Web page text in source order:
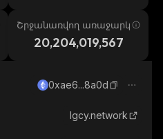
Շրջանառվող առաջարկ
20,204,019,567
0xae6...8a0d
lgcy.network